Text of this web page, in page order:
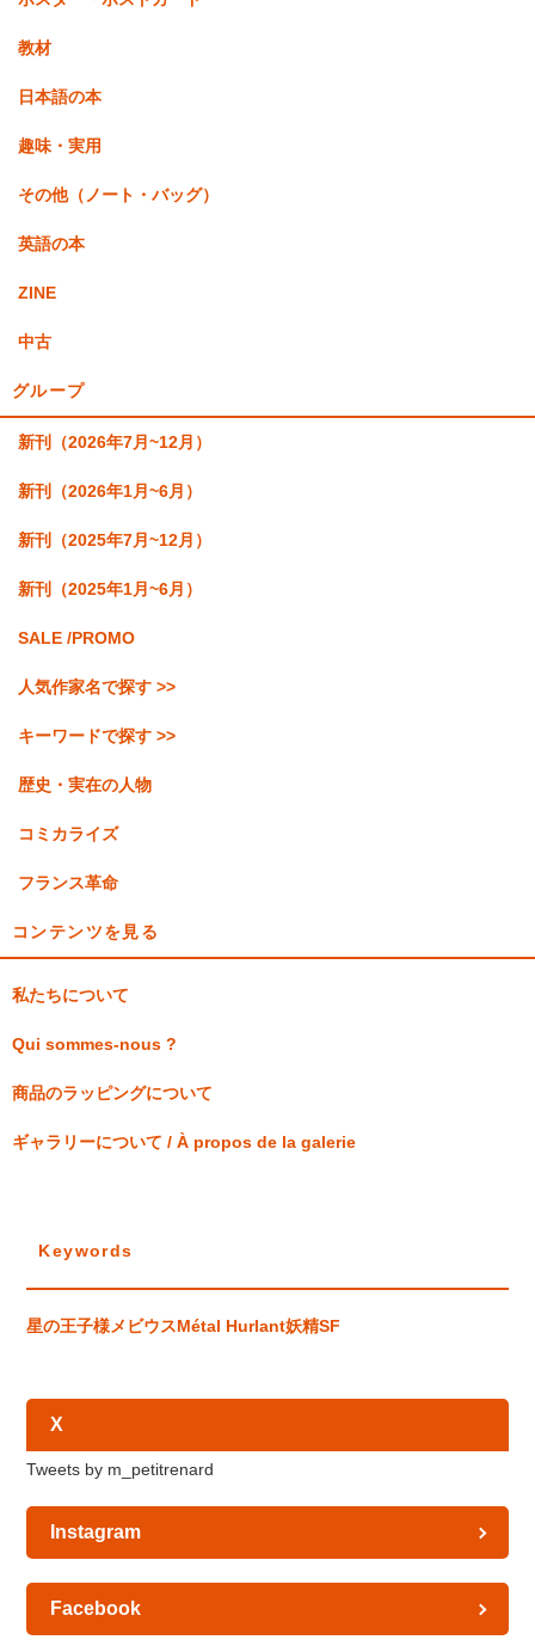
教材
日本語の本
趣味・実用
その他（ノート・バッグ）
英語の本
ZINE
中古
グループ
新刊（2026年7月~12月）
新刊（2026年1月~6月）
新刊（2025年7月~12月）
新刊（2025年1月~6月）
SALE /PROMO
人気作家名で探す >>
キーワードで探す >>
歴史・実在の人物
コミカライズ
フランス革命
コンテンツを見る
私たちについて
Qui sommes-nous ?
商品のラッピングについて
ギャラリーについて / À propos de la galerie
Keywords
星の王子様メビウスMétal Hurlant妖精SF
X
Tweets by m_petitrenard
Instagram
Facebook